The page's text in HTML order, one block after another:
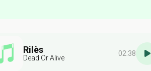
Rilès
Dead Or Alive
02:38